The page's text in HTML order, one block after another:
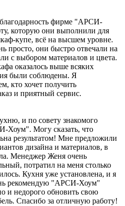
фирме "АРСИ-
которую они выполнили для
купе, всё на высшем уровне.
просто, они быстро отвечали на
с выбором материалов и цвета.
оказалось выше всяких
были соблюдены. Я
кто хочет получить
и приятный сервис.
и по совету знакомого
Хоум". Могу сказать, что
результатом! Мне предложили
дизайна и материалов, в
Менеджер Женя очень
потратил на меня столько
Кухня уже установлена, и я
рекомендую "АРСИ-Хоум"
и недорого обновить свою
Спасибо за отличную работу!